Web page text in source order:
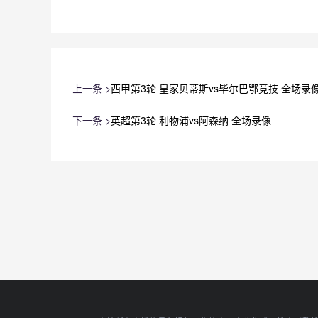
上一条 >西甲第3轮 皇家贝蒂斯vs毕尔巴鄂竞技 全场录
下一条 >英超第3轮 利物浦vs阿森纳 全场录像